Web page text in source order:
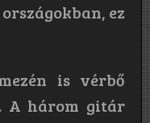
ez
is vérbő
A három gitár